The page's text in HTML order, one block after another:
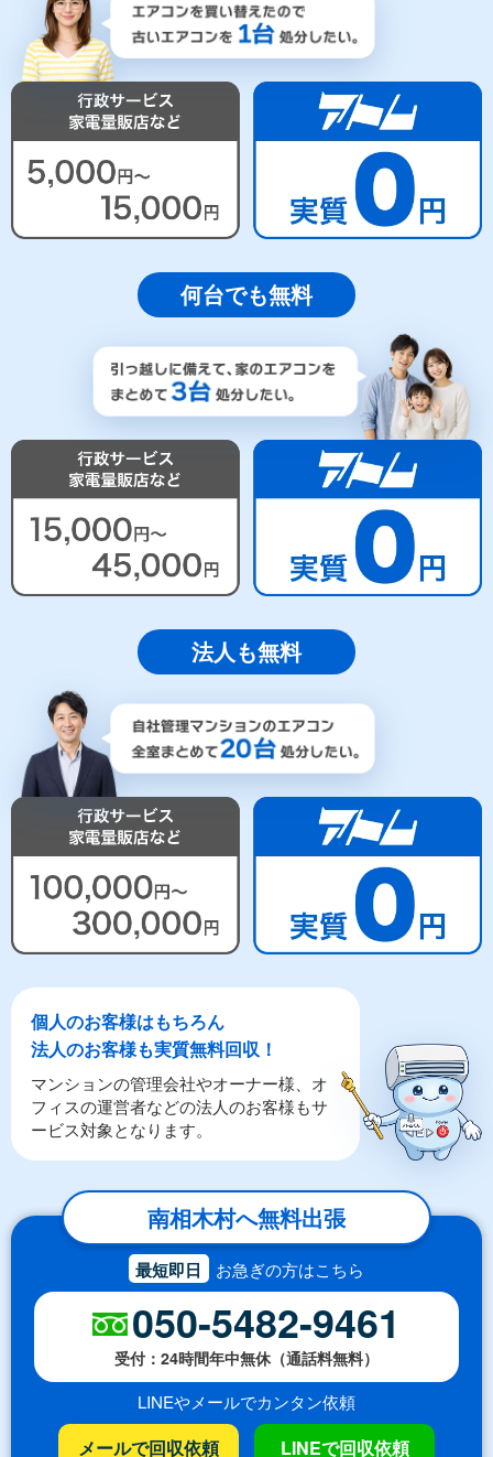
何台でも無料
法人も無料
個人のお客様はもちろん
法人のお客様も実質無料回収！
マンションの管理会社やオーナー様、オ
フィスの運営者などの法人のお客様もサ
ービス対象となります。
南相木村へ無料出張
最短即日 お急ぎの方はこちら
050-5482-9461
受付：24時間年中無休（通話料無料）
LINEやメールでカンタン依頼
メールで回収依頼 LINEで回収依頼